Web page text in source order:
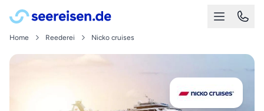
Home Reederei Nicko cruises